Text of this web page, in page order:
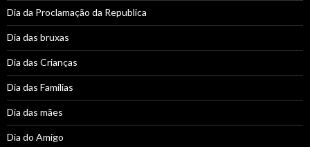
Dia da Proclamação da Republica
Dia das bruxas
Dia das Crianças
Dia das Famílias
Dia das mães
Dia do Amigo